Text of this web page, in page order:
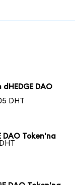
DAO
DHT
DAO Token'na